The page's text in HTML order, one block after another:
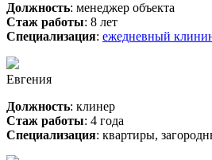
Должность: менеджер объекта
Стаж работы: 8 лет
Специализация: ежедневный
Евгения
Должность: клинер
Стаж работы: 4 года
Специализация: квартиры,